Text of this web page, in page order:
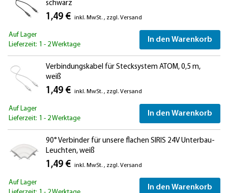
schwarz
1,49 € inkl. MwSt. , zzgl. Versand
Auf Lager
Lieferzeit: 1 - 2 Werktage
In den Warenkorb
Verbindungskabel für Stecksystem ATOM, 0,5 m,
weiß
1,49 € inkl. MwSt. , zzgl. Versand
Auf Lager
Lieferzeit: 1 - 2 Werktage
In den Warenkorb
90° Verbinder für unsere flachen SIRIS 24V Unterbau-
Leuchten, weiß
1,49 € inkl. MwSt. , zzgl. Versand
Auf Lager
In den Warenkorb